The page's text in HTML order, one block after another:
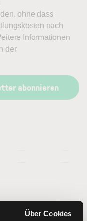
Über Cookies
ohne dass
nach
Informationen
der
abonnieren